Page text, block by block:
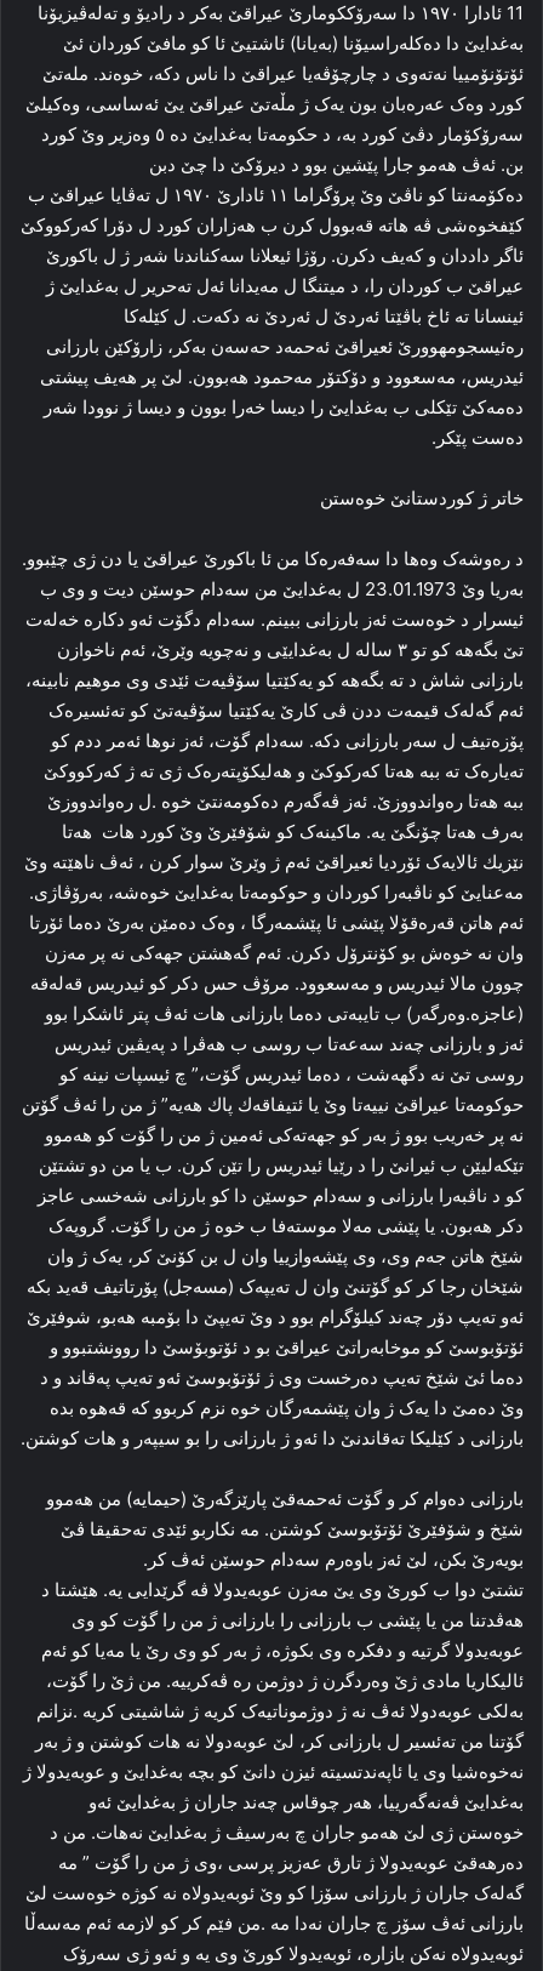
11 ئادارا ۱۹۷۰ دا سەرۆككومارێ عیراقێ به‌کر د رادیۆ و ته‌له‌ڤیزیۆنا
به‌غدایێ دا‌ ده‌کله‌راسیۆنا‌ (به‌یانا) ئاشتیێ ئا کو مافێ كوردان ئێ
ئۆتۆنۆمییا نه‌ته‌وی د چارچۆڤەیا عیراقێ دا ناس دکه‌، خوه‌ند. مله‌تێ
کورد وه‌ک عه‌ره‌بان بون یه‌ک ژ مڵه‌تێ عیراقێ یێ ئه‌ساسی، وه‌کیلێ‌
سەرۆكۆمار دڤێ کورد به‌، د حکومه‌تا به‌غدایێ ده‌ ٥ وه‌زیر وێ کورد
بن. ئه‌ڤ هه‌مو جارا پێشین بوو د دیرۆکێ دا‌ چێ دبن
دەكۆمەنتا كو ناڤێ وێ پرۆگراما ۱۱ ئادارێ ۱۹۷۰ ل ته‌ڤایا عیراقێ ب
کێفخوه‌شی ڤە ھاتە قەبوول كرن ب هه‌زاران کورد ل دۆرا که‌رکووکێ
ئاگر داددان و کەیف‌ دکرن. رۆژا ئیعلانا سه‌کناندنا شه‌ر ژ ل باکورێ
عیراقێ ب کوردان را، د میتنگا ل مه‌یدانا ئه‌ل ته‌حریر ل به‌غدایێ ژ
ئینسانا ته‌ ئاخ باڤێتا ئه‌ردێ ل ئه‌ردێ نه‌ دکه‌ت. ل کێله‌کا
ره‌ئیسجومهوورێ ئعیراقێ ئەحمەد حەسەن به‌کر، زارۆكێن بارزانی
ئیدریس، مه‌سعوود و دۆکتۆر مه‌حمود هه‌بوون. لێ پر هه‌یف پیشتی
ده‌مه‌کێ تێکلی ب به‌غدایێ را دیسا خه‌را بوون و دیسا ژ نوودا شه‌ر
ده‌ست پێکر.
خاتر ژ کوردستانێ خوه‌ستن
د ره‌وشه‌ک وه‌ها دا سه‌فه‌ره‌کا من ئا باکورێ عیراقێ یا دن ژی چێبوو.
به‌ریا وێ 23.01.1973 ل بەغدایێ من سه‌دام حوسێن دیت و وی ب
ئیسرار د خوه‌ست ئه‌ز بارزانی ببینم. سه‌دام دگۆت ئه‌و دکاره‌ خه‌له‌ت
تێ‌ بگەهه‌ کو تو ۳ ساله‌ ل به‌غدایێی‌ و نەچویە‌ وێرێ، ئه‌م ناخوازن
بارزانی شاش د ته‌ بگەهه‌ کو یه‌کێتیا سۆڤیه‌ت ئێدی وی موهیم نابینه‌،
ئه‌م گه‌له‌ک قیمه‌ت ددن ڤی کارێ‌ یەكێتیا سۆڤیه‌تێ کو ته‌ئسیره‌ک
پۆزەتیف ل سه‌ر بارزانی دکه‌. سەدام گۆت، ئه‌ز نوها ئه‌مر ددم کو
ته‌یاره‌ک ته‌ ببه‌ هه‌تا که‌رکوکێ و هه‌لیکۆپته‌ره‌ک ژی ته‌ ژ که‌رکووکێ
ببه‌ هه‌تا ره‌واندووزێ. ئه‌ز ڤه‌گه‌رم دەکومه‌نتێ خوه‌ .ل ره‌واندووزێ
به‌رف هه‌تا چۆنگێ یه‌. ماکینەک کو شۆفێرێ وێ کورد هات ‌ هه‌تا
نێزیك ئالایه‌ک ئۆردیا ئعیراقێ ئه‌م ژ وێرێ سوار کرن ، ئه‌ڤ ناھێتە وێ
مه‌عنایێ کو ناڤبەرا كوردان و حوکومه‌تا به‌غدایێ خوه‌شه‌، بەرۆڤاژی.
ئه‌م هاتن قه‌ره‌قۆلا پێشی ئا پێشمه‌رگا ، وه‌ک ده‌مێن به‌رێ ده‌ما ئۆرتا
وان نه‌ خوه‌ش بو کۆنترۆل دکرن. ئه‌م گەھشتن جهه‌کی نه‌ پر مه‌زن
چوون مالا ئیدریس و مه‌سعوود. مرۆڤ حس دکر کو ئیدریس قه‌له‌قه‌
(عاجزه‌.وه‌رگه‌ر) ب تا‌یبه‌تی ده‌ما بارزانی هات ئه‌ڤ پتر ئاشكرا‌ بوو
ئه‌ز و بارزانی چه‌ند سه‌عه‌تا ب روسی ب هه‌ڤرا د په‌یڤین ئیدریس
روسی تێ نه‌ دگهەشت ، ده‌ما ئیدریس گۆت،” چ ئیسپات نینە کو
حوکومه‌تا عیراقێ نییه‌تا وێ یا ئتیفاقەك‌ پاك هه‌یه‌” ژ من را ئه‌ڤ گۆتن
نه‌ پر خه‌ریب بوو ژ به‌ر کو جهه‌ته‌کی ئه‌مین ژ من را گۆت کو هه‌موو
تێكەلیێن ب ئیرانێ را د رێیا ئیدریس را‌ تێن کرن. ب یا من دو تشتێن
کو د ناڤبه‌را بارزانی و سه‌دام حوسێن دا کو بارزانی شه‌خسی عاجز
دکر هه‌بون. یا پێشی مەلا‌ موسته‌فا ب خوه‌ ژ من را‌ گۆت. گروپه‌ک
شێخ هاتن جه‌م وی، وی پێشه‌وازییا وان ل بن کۆنێ کر، یه‌ک ژ وان
شێخان رجا کر کو گۆتنێ وان ل ته‌یپه‌ک (مسەجل) پۆرتاتیف قه‌ید بکه‌
ئه‌و ته‌یپ دۆر چه‌ند کیلۆگرام بوو د وێ ته‌یپێ دا بۆمبه‌ هه‌بو، شوفێرێ
ئۆتۆبوسێ کو موخابه‌راتێ عیراقێ بو د ئۆتوبۆسێ‌ دا روونشتبوو و
ده‌ما ئێ شێخ ته‌یپ ده‌رخست وی ژ ئۆتۆبوسێ ئه‌و ته‌یپ پەقاند و د
وێ ده‌مێ دا‌ یه‌ک ژ وان پێشمه‌رگان خوه‌ نزم کربوو کە قه‌هوه‌ بده‌
بارزانی د كێلیكا ته‌قاندنێ‌ دا‌ ئه‌و ژ بارزانی را بو سیپه‌ر و هات کوشتن.
بارزانی ده‌وام کر و گۆت ئه‌حمه‌قێ پارێزگه‌رێ (حیمایە) من هه‌موو
شێخ و شۆفێرێ ئۆتۆبوسێ کوشتن. مه‌ نکاربو ئێدی ته‌حقیقا ڤێ‌
بویه‌رێ بکن، لێ ئه‌ز باوه‌رم سه‌دام حوسێن ئه‌ڤ کر.
تشتێ دوا ب کورێ وی یێ مه‌زن عوبه‌یدولا ڤه‌ گرێدایی یه‌. هێشتا د
هه‌ڤدتنا من یا پێشی ب بارزانی را‌ بارزانی ژ من را‌ گۆت کو وی
عوبه‌یدولا گرتیه‌ و دفکره‌ وی بکوژە، ژ به‌ر کو وی رێ یا مه‌یا کو ئه‌م
ئالیکاریا مادی ژێ وه‌ردگرن ژ دوژمن ره‌ ڤه‌کرییه‌. من ژێ را گۆت،
به‌لکی عوبه‌دولا ئه‌ڤ نه‌ ژ دوژموناتیه‌ک کریه‌ ژ شاشیتی کریه‌ .نزانم
گۆتنا من ته‌ئسیر ل بارزانی کر، لێ عوبه‌دولا نه‌ هات کوشتن و ژ به‌ر
نه‌خوه‌شیا وی یا ئاپه‌ندتسیته‌ ئیزن دانێ کو بچه‌ بەغدایێ و عوبه‌یدولا ژ
بەغدایێ ڤه‌نه‌گه‌رییا، هه‌ر چوقاس چه‌ند جاران ژ بەغدایێ ئه‌و
خوه‌ستن ژی لێ هه‌مو جاران چ به‌رسیڤ ژ بەغدایێ نه‌هات. من د
ده‌رهه‌قێ عوبه‌یدولا ژ تارق عه‌زیز پرسی ،وی ژ من را گۆت ” مه‌
گه‌له‌ک جاران ژ بارزانی سۆزا کو وێ ئوبه‌یدولاه نه‌ کوژه‌ خوه‌ست لێ
بارزانی ئه‌ڤ سۆز چ جاران نه‌دا مه‌ .من فێم کر کو لازمه‌ ئه‌م مه‌سه‌ڵا
ئوبه‌یدولاه نه‌کن بازاره‌، ئوبه‌یدولا کورێ وی یه‌ و ئه‌و ژی سه‌رۆک